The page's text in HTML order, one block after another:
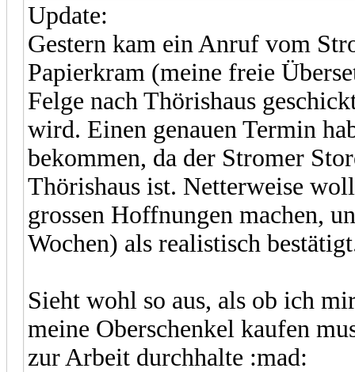
Update:
Gestern kam ein Anruf vom
Papierkram (meine freie
Felge nach Thörishaus
wird. Einen genauen Termin
bekommen, da der Stromer
Thörishaus ist. Netterweise
grossen Hoffnungen machen,
Wochen) als realistisch
Sieht wohl so aus, als ob ich
meine Oberschenkel kaufen
zur Arbeit durchhalte :mad: